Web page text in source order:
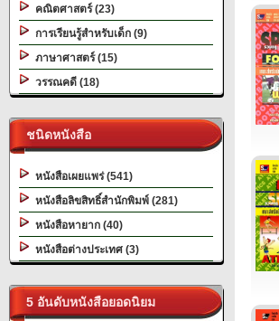
คณิตศาสตร์ (23)
การเรียนรู้สำหรับเด็ก (9)
ภาษาศาสตร์ (15)
วรรณคดี (18)
ชนิดหนังสือ
หนังสือเผยแพร่ (541)
หนังสือลิขสิทธิ์สำนักพิมพ์ (281)
หนังสือหายาก (40)
หนังสือต่างประเทศ (3)
5 อันดับหนังสือยอดนิยม